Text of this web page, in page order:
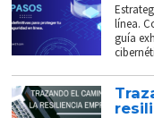
línea.
guía